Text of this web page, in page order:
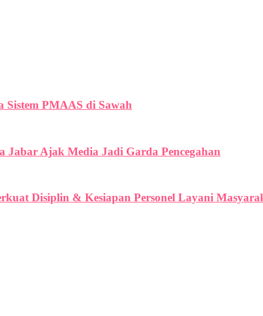
PMAAS di Sawah
Jabar Ajak Media Jadi Garda Pencegahan
Disiplin & Kesiapan Personel Layani